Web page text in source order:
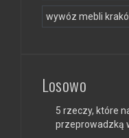
wywóz mebli
Losowo
5 rzeczy, które
przeprowadzką